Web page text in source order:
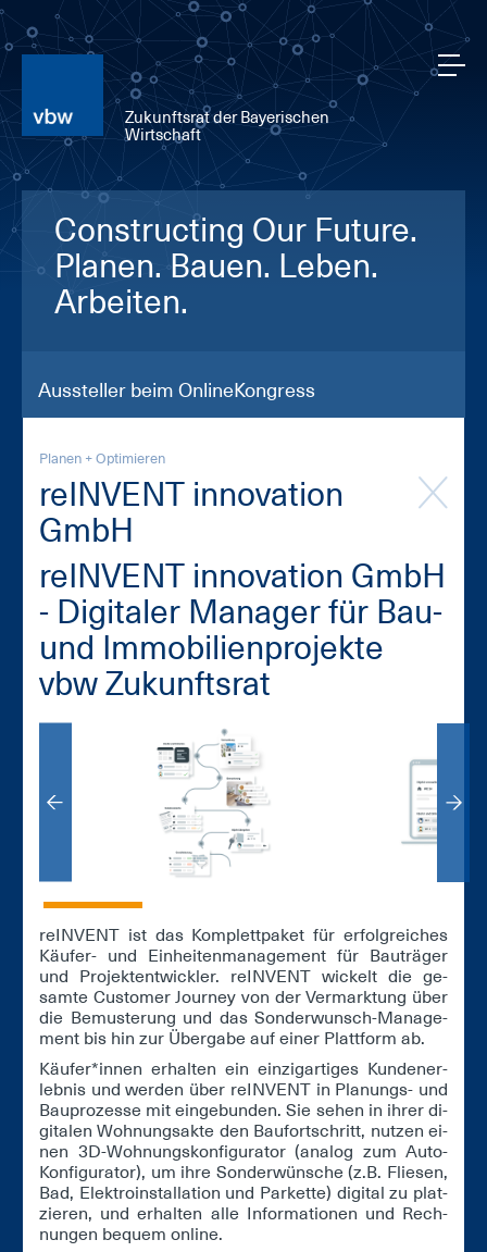
Zukunftsrat der Bayerischen
Wirtschaft
Constructing Our Future.
Planen. Bauen. Leben.
Arbeiten.
Aussteller beim OnlineKongress
Planen + Optimieren
re­INVENT in­no­va­ti­on
GmbH
re­INVENT in­no­va­ti­on GmbH
- Di­gi­ta­ler Ma­na­ger für Bau-
und Im­mo­bi­li­en­pro­jek­te
vbw Zu­kunfts­rat
re­INVENT ist das Kom­plett­pa­ket für er­folg­rei­ches
Käu­fer- und Ein­hei­ten­ma­nage­ment für Bau­trä­ger
und Pro­jekt­ent­wick­ler. re­INVENT wi­ckelt die ge­
sam­te Cust­o­mer Jour­ney von der Ver­mark­tung über
die Be­mus­te­rung und das Son­der­wunsch-Ma­nage­
ment bis hin zur Über­ga­be auf ei­ner Platt­form ab.
Käu­fer*in­nen er­hal­ten ein ein­zig­ar­ti­ges Kun­den­er­
leb­nis und wer­den über re­INVENT in Pla­nungs- und
Bau­pro­zes­se mit ein­ge­bun­den. Sie se­hen in ih­rer di­
gi­ta­len Woh­nungs­ak­te den Bau­fort­schritt, nut­zen ei­
nen 3D-Woh­nungs­kon­fi­gu­ra­tor (ana­log zum Au­to-
Kon­fi­gu­ra­tor), um ih­re Son­der­wün­sche (z.B. Flie­sen,
Bad, Elek­tro­in­stal­la­ti­on und Par­ket­te) di­gi­tal zu plat­
zie­ren, und er­hal­ten al­le In­for­ma­tio­nen und Rech­
nun­gen be­quem on­line.